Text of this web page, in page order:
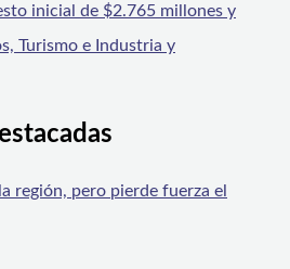
inicial de $2.765 millones y
Turismo e Industria y